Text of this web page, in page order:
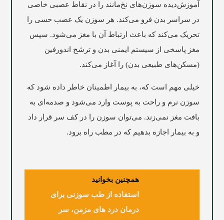
آموزش‌دیده سوزن‌های نخ‌مانند را در نقاط عصبی خاصی
در سراسر بدن فرو می‌کند. هر سوزن یک عصب حسی را
تحریک می‌کند که باعث ارتباط آن با مغز می‌شود. سپس
مغز پاسخی از سیستم ایمنی بدن و ترشح اندورفین
(مسکن‌های طبیعی بدن) را آغاز می‌کند.
خیلی مهم است که، به بیمار اطمینان خاطر داده شود که
سوزن نرم و راحت به پوست وارد می‌شود و صدمه‌ای به
بافت مغز نمی‌زند. می‌توان سوزن را در کف سر قرار داد
و به بیمار اجازه بدهیم که در مطب راه برود.
همچنین بخوانید
استفاده از طب سوزنی برای
درمان درد های مزمن، سر